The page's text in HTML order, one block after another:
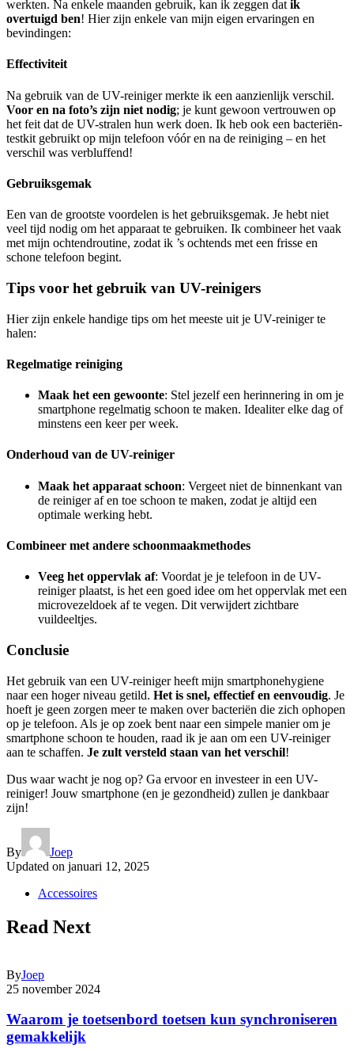
werkten. Na enkele maanden gebruik, kan ik zeggen dat ik
overtuigd ben! Hier zijn enkele van mijn eigen ervaringen en
bevindingen:
Effectiviteit
Na gebruik van de UV-reiniger merkte ik een aanzienlijk verschil.
Voor en na foto’s zijn niet nodig; je kunt gewoon vertrouwen op
het feit dat de UV-stralen hun werk doen. Ik heb ook een bacteriën-
testkit gebruikt op mijn telefoon vóór en na de reiniging – en het
verschil was verbluffend!
Gebruiksgemak
Een van de grootste voordelen is het gebruiksgemak. Je hebt niet
veel tijd nodig om het apparaat te gebruiken. Ik combineer het vaak
met mijn ochtendroutine, zodat ik ’s ochtends met een frisse en
schone telefoon begint.
Tips voor het gebruik van UV-reinigers
Hier zijn enkele handige tips om het meeste uit je UV-reiniger te
halen:
Regelmatige reiniging
Maak het een gewoonte: Stel jezelf een herinnering in om je
smartphone regelmatig schoon te maken. Idealiter elke dag of
minstens een keer per week.
Onderhoud van de UV-reiniger
Maak het apparaat schoon: Vergeet niet de binnenkant van
de reiniger af en toe schoon te maken, zodat je altijd een
optimale werking hebt.
Combineer met andere schoonmaakmethodes
Veeg het oppervlak af: Voordat je je telefoon in de UV-
reiniger plaatst, is het een goed idee om het oppervlak met een
microvezeldoek af te vegen. Dit verwijdert zichtbare
vuildeeltjes.
Conclusie
Het gebruik van een UV-reiniger heeft mijn smartphonehygiene
naar een hoger niveau getild. Het is snel, effectief en eenvoudig. Je
hoeft je geen zorgen meer te maken over bacteriën die zich ophopen
op je telefoon. Als je op zoek bent naar een simpele manier om je
smartphone schoon te houden, raad ik je aan om een UV-reiniger
aan te schaffen. Je zult versteld staan van het verschil!
Dus waar wacht je nog op? Ga ervoor en investeer in een UV-
reiniger! Jouw smartphone (en je gezondheid) zullen je dankbaar
zijn!
By
Joep
Updated on januari 12, 2025
Accessoires
Read Next
ByJoep
25 november 2024
Waarom je toetsenbord toetsen kun synchroniseren
gemakkelijk